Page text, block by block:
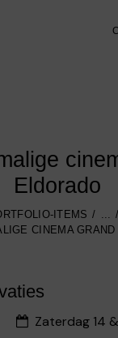
Eldorado
ITEMS
CINEMA
Zaterdag 14